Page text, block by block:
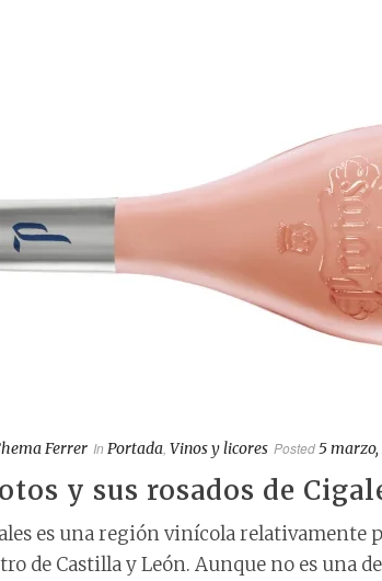
Ferrer In Portada Vinos y licores Posted5 marzo,
y sus rosados de
es una región vinícola relativamente
de Castilla y León. Aunque no es una